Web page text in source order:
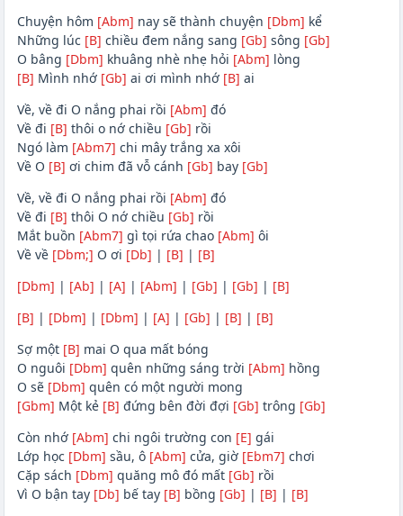
Chuyện hôm [Abm] nay sẽ thành chuyện [Dbm] kể
Những lúc [B] chiều đem nắng sang [Gb] sông [Gb]
O bâng [Dbm] khuâng nhè nhẹ hỏi [Abm] lòng
[B] Mình nhớ [Gb] ai ơi mình nhớ [B] ai
Về, về đi O nắng phai rồi [Abm] đó
Về đi [B] thôi o nớ chiều [Gb] rồi
Ngó làm [Abm7] chi mây trắng xa xôi
Về O [B] ơi chim đã vỗ cánh [Gb] bay [Gb]
Về, về đi O nắng phai rồi [Abm] đó
Về đi [B] thôi O nớ chiều [Gb] rồi
Mắt buồn [Abm7] gì tọi rứa chao [Abm] ôi
Về về [Dbm;] O ơi [Db] | [B] | [B]
[Dbm] | [Ab] | [A] | [Abm] | [Gb] | [Gb] | [B]
[B] | [Dbm] | [Dbm] | [A] | [Gb] | [B] | [B]
Sợ một [B] mai O qua mất bóng
O nguôi [Dbm] quên những sáng trời [Abm] hồng
O sẽ [Dbm] quên có một người mong
[Gbm] Một kẻ [B] đứng bên đời đợi [Gb] trông [Gb]
Còn nhớ [Abm] chi ngôi trường con [E] gái
Lớp học [Dbm] sầu, ô [Abm] cửa, giờ [Ebm7] chơi
Cặp sách [Dbm] quăng mô đó mất [Gb] rồi
Vì O bận tay [Db] bế tay [B] bồng [Gb] | [B] | [B]